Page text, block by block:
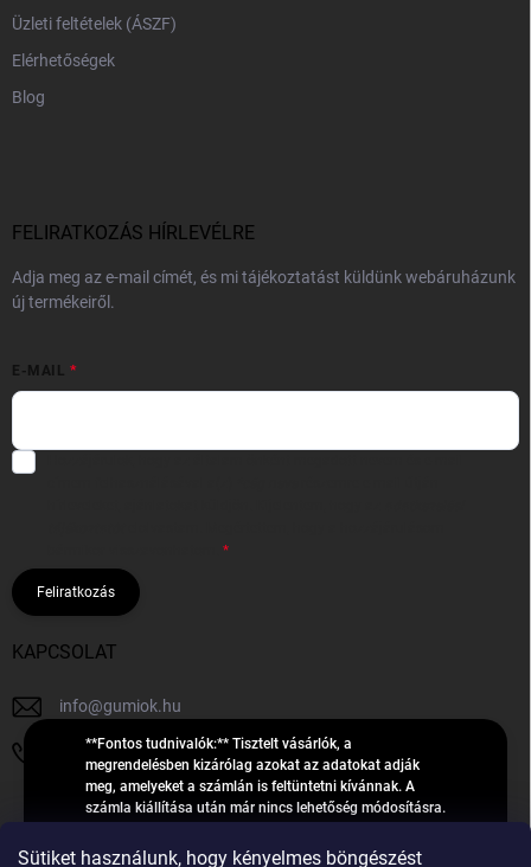
Sütiket használunk, hogy kényelmes böngészést
**Fontos tudnivalók:** Tisztelt vásárlók, a
megrendelésben kizárólag azokat az adatokat adják
meg, amelyeket a számlán is feltüntetni kívánnak. A
számla kiállítása után már nincs lehetőség módosításra.
feldolgozása” státusz alatt van lehetőség! Csak új,
Üzleti feltételek (ÁSZF)
Elérhetőségek
Blog
FELIRATKOZÁS HÍRLEVÉLRE
Adja meg az e-mail címét, és mi tájékoztatást küldünk webáruházunk
új termékeiről.
E-MAIL
Feliratkozás
KAPCSOLAT
info@gumiok.hu
+36705429902